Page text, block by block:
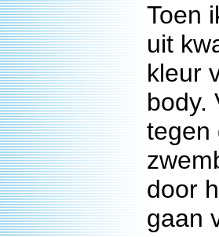
Toen
uit
kleur
body.
tegen
door
gaan